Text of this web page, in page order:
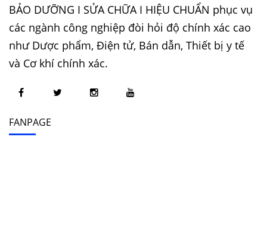
BẢO DƯỠNG I SỬA CHỮA I HIỆU CHUẨN phục vụ
các ngành công nghiệp đòi hỏi độ chính xác cao
như Dược phẩm, Điện tử, Bán dẫn, Thiết bị y tế
và Cơ khí chính xác.
FANPAGE